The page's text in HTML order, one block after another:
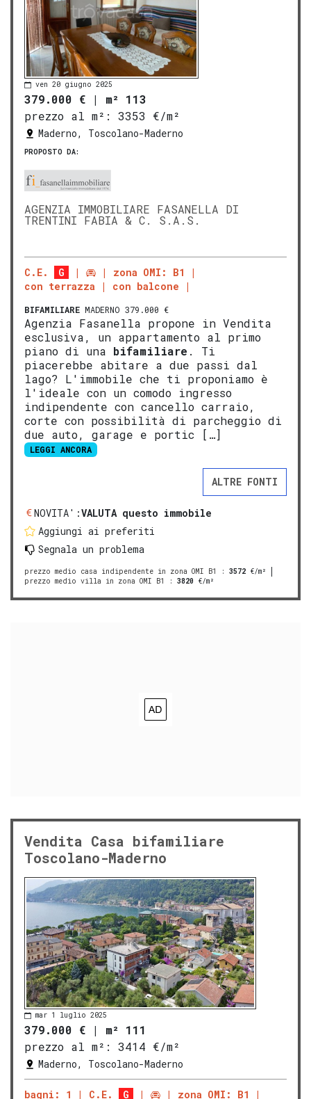
ven 20 giugno 2025
379.000 € | m² 113
prezzo al m²:
3353 €/m²
Maderno, Toscolano-Maderno
PROPOSTO DA:
AGENZIA IMMOBILIARE FASANELLA DI
TRENTINI FABIA & C. S.A.S.
C.E. G
zona OMI: B1
con terrazza
con balcone
BIFAMILIARE MADERNO 379.000 €
Agenzia Fasanella propone in Vendita
esclusiva, un appartamento al primo
piano di una bifamiliare . Ti
piacerebbe abitare a due passi dal
lago? L'immobile che ti proponiamo è
l'ideale con un comodo ingresso
indipendente con cancello carraio,
corte con possibilità di parcheggio di
due auto, garage e portic […]
LEGGI ANCORA
ALTRE FONTI
NOVITA':VALUTA questo immobile
Aggiungi ai preferiti
Segnala un problema
prezzo medio casa indipendente in zona OMI B1 : 3572 €/m²
prezzo medio villa in zona OMI B1
: 3820 €/m²
Vendita Casa bifamiliare
Toscolano-Maderno
mar 1 luglio 2025
379.000 € | m² 111
prezzo al m²:
3414 €/m²
Maderno, Toscolano-Maderno
bagni: 1 C.E. G
zona OMI: B1